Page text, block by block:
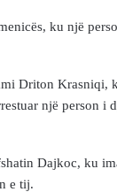
ku një
Driton Krasniqi,
një person i
Dajkoc, ku
e tij.